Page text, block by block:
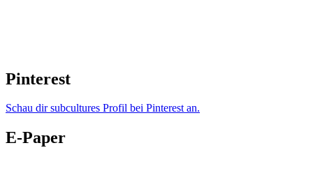
Pinterest
Schau dir subcultures Profil bei Pinterest an.
E-Paper